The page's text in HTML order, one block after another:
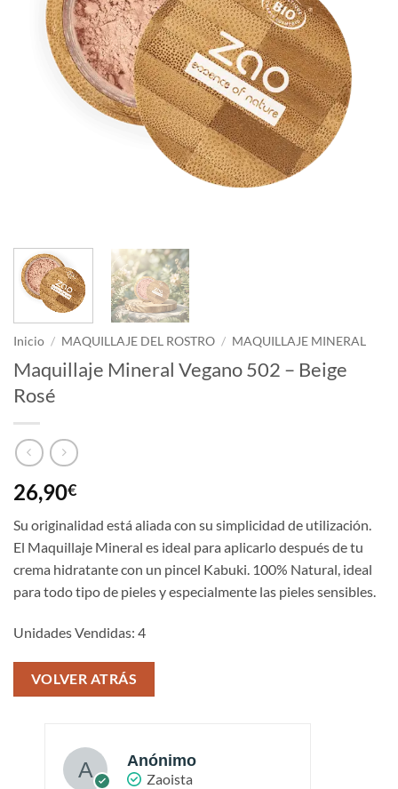
Inicio / MAQUILLAJE DEL ROSTRO / MAQUILLAJE MINERAL
Maquillaje Mineral Vegano 502 – Beige
Rosé
26,90€
Su originalidad está aliada con su simplicidad de utilización.
El Maquillaje Mineral es ideal para aplicarlo después de tu
crema hidratante con un pincel Kabuki. 100% Natural, ideal
para todo tipo de pieles y especialmente las pieles sensibles.
Unidades Vendidas: 4
VOLVER ATRÁS
Anónimo
Zaoista